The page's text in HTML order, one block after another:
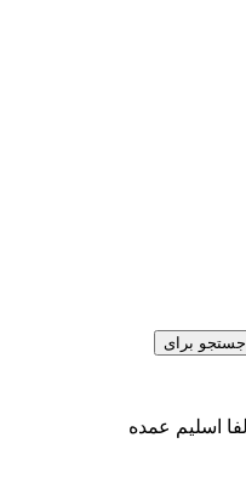
جستجو برای
اسلیم عمده